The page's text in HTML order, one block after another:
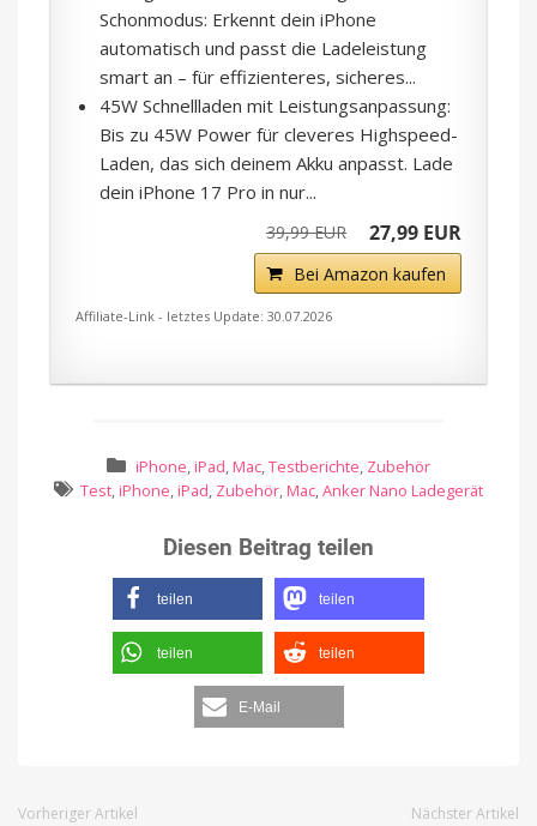
Schonmodus: Erkennt dein iPhone
automatisch und passt die Ladeleistung
smart an – für effizienteres, sicheres...
45W Schnellladen mit Leistungsanpassung:
Bis zu 45W Power für cleveres Highspeed-
Laden, das sich deinem Akku anpasst. Lade
dein iPhone 17 Pro in nur...
39,99 EUR 27,99 EUR
Bei Amazon kaufen
Affiliate-Link - letztes Update: 30.07.2026
iPhone, iPad, Mac,Testberichte, Zubehör
Test, iPhone, iPad, Zubehör, Mac,Anker Nano Ladegerät
Diesen Beitrag teilen
teilen teilen
teilen teilen
E-Mail
Vorheriger Artikel Nächster Artikel